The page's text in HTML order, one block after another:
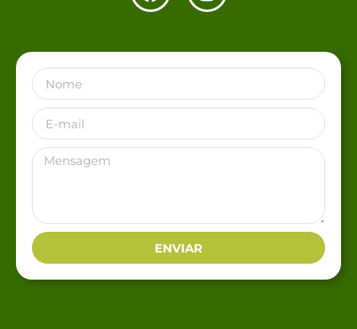
ENVIAR